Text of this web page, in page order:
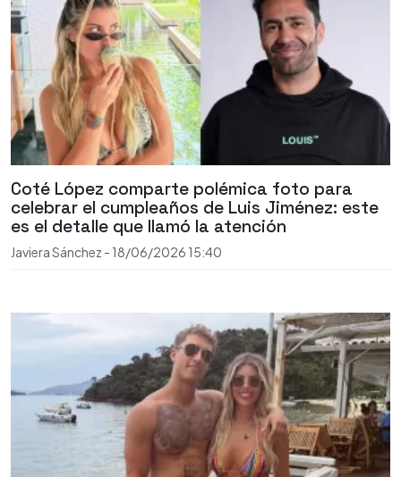
Coté López comparte polémica foto para
celebrar el cumpleaños de Luis Jiménez: este
es el detalle que llamó la atención
Javiera Sánchez - 18/06/2026 15:40